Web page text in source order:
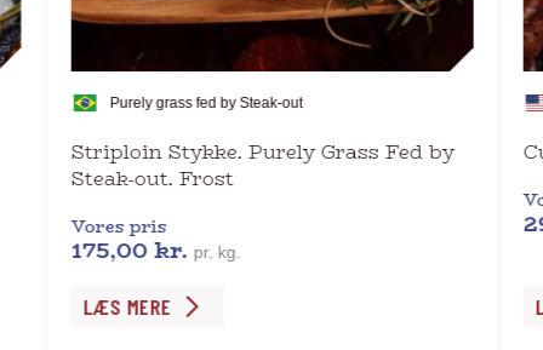
Purely grass fed by Steak-out
Striploin Stykke. Purely Grass Fed by
Steak-out. Frost
Vores pris
175,00kr. pr. kg.
Dette
LÆS MERE